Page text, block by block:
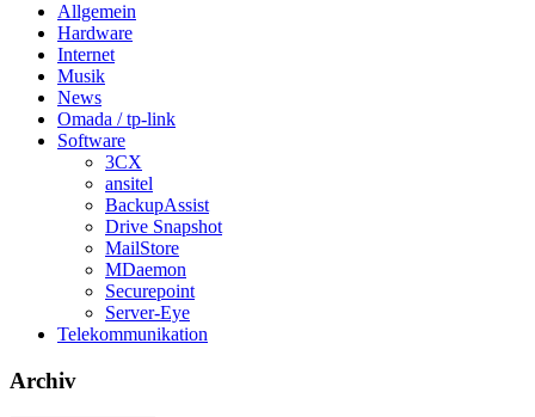
Allgemein
Hardware
Internet
Musik
News
Omada / tp-link
Software
3CX
ansitel
BackupAssist
Drive Snapshot
MailStore
MDaemon
Securepoint
Server-Eye
Telekommunikation
Archiv